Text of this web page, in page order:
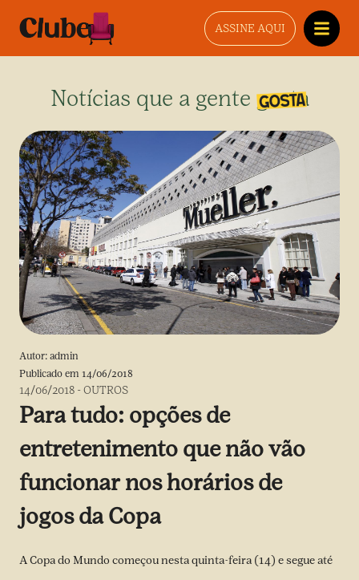
ASSINE AQUI
Notícias que a gente gosta
Autor: admin
Publicado em 14/06/2018
14/06/2018 -OUTROS
Para tudo: opções de
entretenimento que não vão
funcionar nos horários de
jogos da Copa
A Copa do Mundo começou nesta quinta-feira (14) e segue até